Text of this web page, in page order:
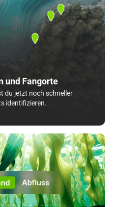
und Fangorte
du jetzt noch schneller
identifizieren.